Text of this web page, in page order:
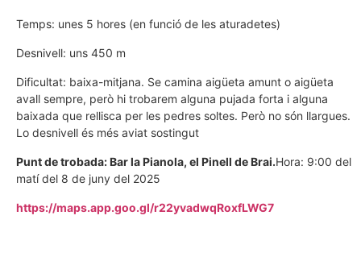
Temps: unes 5 hores (en funció de les aturadetes)
Desnivell: uns 450 m
Dificultat: baixa-mitjana. Se camina aigüeta amunt o aigüeta
avall sempre, però hi trobarem alguna pujada forta i alguna
baixada que rellisca per les pedres soltes. Però no són llargues.
Lo desnivell és més aviat sostingut
Punt de trobada: Bar la Pianola, el Pinell de Brai.Hora: 9:00 del
matí del 8 de juny del 2025
https://maps.app.goo.gl/r22yvadwqRoxfLWG7